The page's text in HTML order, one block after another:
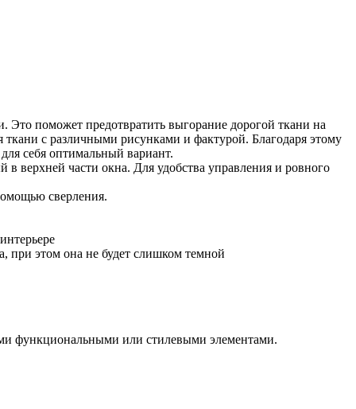
поможет предотвратить выгорание дорогой ткани на
с различными рисунками и фактурой. Благодаря этому
себя оптимальный вариант.
верхней части окна. Для удобства управления и ровного
сверления.
при этом она не будет слишком темной
функциональными или стилевыми элементами.